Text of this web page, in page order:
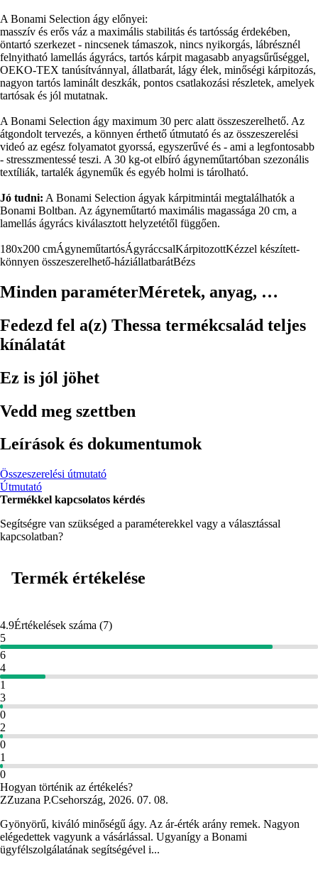
A Bonami Selection ágy előnyei:
masszív és erős váz a maximális stabilitás és tartósság érdekében,
öntartó szerkezet - nincsenek támaszok, nincs nyikorgás, lábrésznél
felnyitható lamellás ágyrács, tartós kárpit magasabb anyagsűrűséggel,
OEKO-TEX tanúsítvánnyal, állatbarát, lágy élek, minőségi kárpitozás,
nagyon tartós laminált deszkák, pontos csatlakozási részletek, amelyek
tartósak és jól mutatnak.
A Bonami Selection ágy maximum 30 perc alatt összeszerelhető. Az
átgondolt tervezés, a könnyen érthető útmutató és az összeszerelési
videó az egész folyamatot gyorssá, egyszerűvé és - ami a legfontosabb
- stresszmentessé teszi. A 30 kg-ot elbíró ágyneműtartóban szezonális
textíliák, tartalék ágyneműk és egyéb holmi is tárolható.
Jó tudni: A Bonami Selection ágyak kárpitmintái megtalálhatók a
Bonami Boltban. Az ágyneműtartó maximális magassága 20 cm, a
lamellás ágyrács kiválasztott helyzetétől függően.
180x200 cmÁgyneműtartósÁgyráccsalKárpitozottKézzel készített-
könnyen összeszerelhető-háziállatbarátBézs
Minden paraméterMéretek, anyag, …
Fedezd fel a(z) Thessa termékcsalád teljes
kínálatát
Ez is jól jöhet
Vedd meg szettben
Leírások és dokumentumok
Összeszerelési útmutató
Útmutató
Termékkel kapcsolatos kérdés
Segítségre van szükséged a paraméterekkel vagy a választással
kapcsolatban?
Termék értékelése
4.9Értékelések száma (7)
5
6
4
1
3
0
2
0
1
0
Hogyan történik az értékelés?
ZZuzana P.Csehország, 2026. 07. 08.
Gyönyörű, kiváló minőségű ágy. Az ár-érték arány remek. Nagyon
elégedettek vagyunk a vásárlással. Ugyanígy a Bonami
ügyfélszolgálatának segítségével i...